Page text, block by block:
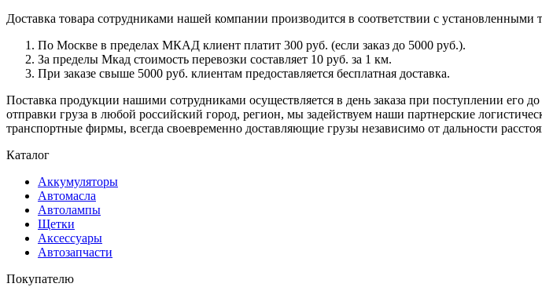
Доставка товара сотрудниками нашей компании производится в соответствии с установленными
По Москве в пределах МКАД клиент платит 300 руб. (если заказ до 5000 руб.).
За пределы Мкад стоимость перевозки составляет 10 руб. за 1 км.
При заказе свыше 5000 руб. клиентам предоставляется бесплатная доставка.
Поставка продукции нашими сотрудниками осуществляется в день заказа при поступлении его
отправки груза в любой российский город, регион, мы задействуем наши партнерские
транспортные фирмы, всегда своевременно доставляющие грузы независимо от дальности
Каталог
Аккумуляторы
Автомасла
Автолампы
Щетки
Аксессуары
Автозапчасти
Покупателю